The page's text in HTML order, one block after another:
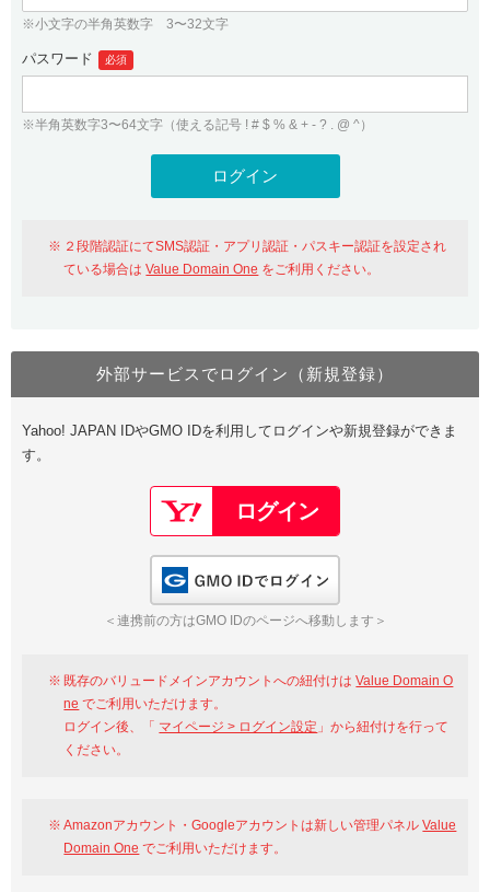
プレミアムドメイン
人気ドメインの種類
WHOIS検索
バリュードメインAPI
ドメイン・ホスティングOEM
従来のバリュードメインをご利用希望の方
Value Domainにログイン
おすすめ One レンタルサーバーを含む最新の機能を使う方
Value Domain Oneにログイン
Google
GMO ID Amazon
※AmazonはValue Domain Oneのログイン画面へ遷移します
ユーザー登録
Value Domain Oneアカウント作成
以下でも登録可能
Google Yahoo!
GMO ID
※小文字の半角英数字 3〜32文字
パスワード 必須
※半角英数字3〜64文字（使える記号 ! # $ % & + - ? . @ ^）
２段階認証にてSMS認証・アプリ認証・パスキー認証を設定され
ている場合はValue Domain One をご利用ください。
外部サービスでログイン（新規登録）
Yahoo! JAPAN IDやGMO IDを利用してログインや新規登録ができま
す。
＜連携前の方はGMO IDのページへ移動します＞
既存のバリュードメインアカウントへの紐付けはValue Domain O
ne でご利用いただけます。
ログイン後、「 マイページ > ログイン設定 」から紐付けを行って
ください。
Amazonアカウント・Googleアカウントは新しい管理パネルValue
Domain One でご利用いただけます。